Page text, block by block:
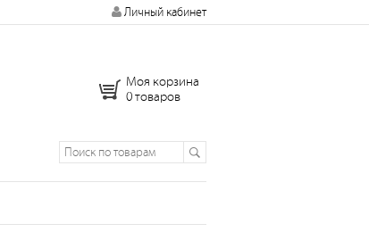
Личный кабинет
Моя корзина
0 товаров